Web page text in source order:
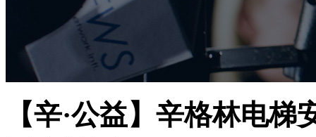
【辛·公益】辛格林电